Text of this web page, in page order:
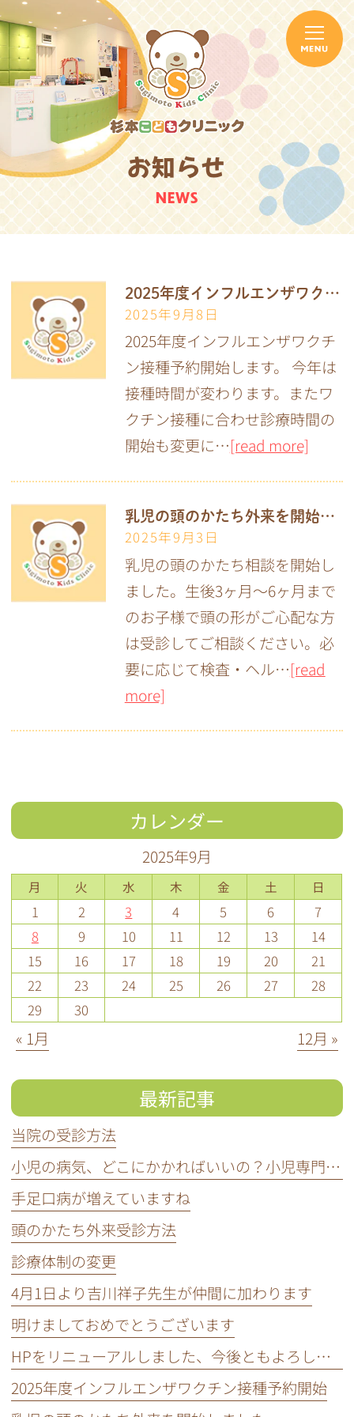
お知らせ
NEWS
2025年度インフルエンザワクチン接種予約開始
2025年9月8日
2025年度インフルエンザワクチ
ン接種予約開始します。 今年は
接種時間が変わります。またワ
クチン接種に合わせ診療時間の
開始も変更に…[read more]
乳児の頭のかたち外来を開始しました
2025年9月3日
乳児の頭のかたち相談を開始し
ました。生後3ヶ月〜6ヶ月まで
のお子様で頭の形がご心配な方
は受診してご相談ください。必
要に応じて検査・ヘル…[read
more]
カレンダー
2025年9月
月 火 水 木 金 土 日
1 2 3 4 5 6
7
8
9 10 11 12 13
14
15
16 17 18 19 20
21
22
23 24 25 26 27
28
29
30
« 1月 12月 »
最新記事
当院の受診方法
小児の病気、どこにかかればいいの？小児専門医って知ってる？
手足口病が増えていますね
頭のかたち外来受診方法
診療体制の変更
4月1日より吉川祥子先生が仲間に加わります
明けましておめでとうございます
HPをリニューアルしました、今後ともよろしくお願いいたします。
2025年度インフルエンザワクチン接種予約開始